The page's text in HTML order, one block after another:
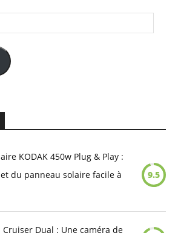
KODAK 450w Plug & Play :
du panneau solaire facile à
9.5
Cruiser Dual : Une caméra de